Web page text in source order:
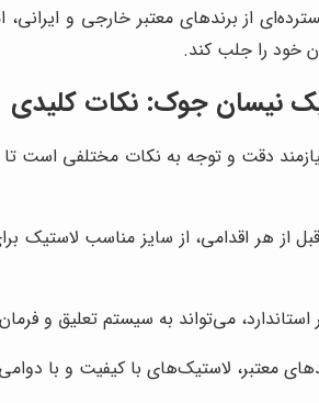
از برندهای معتبر خارجی و
خود را جلب کند.
نیسان جوک: نکات کلیدی
دقت و توجه به نکات مختلفی است تا
قبل از هر اقدامی، از سایز مناسب لاستیک
استاندارد، می‌تواند به سیستم تعلیق و
معتبر، لاستیک‌های با کیفیت و با